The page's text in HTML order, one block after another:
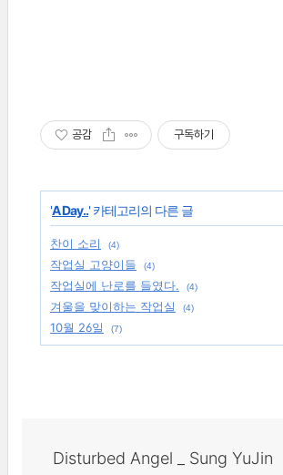
공감 구독하기
'A Day..' 카테고리의 다른 글
찬이 소리 (4)
작업실 고양이들
(4)
작업실에 난로를 들였다.
(4)
겨울을 맞이하는 작업실
(4)
10월 26일
(7)
Disturbed Angel _ Sung YuJin